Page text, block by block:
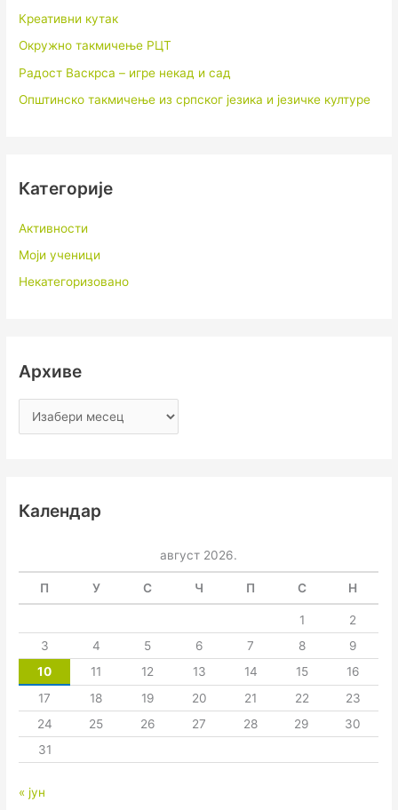
Креативни кутак
Окружно такмичење РЦТ
Радост Васкрса – игре некад и сад
Општинско такмичење из српског језика и језичке културе
Категорије
Активности
Моји ученици
Некатегоризовано
Архиве
Календар
август 2026.
П У С Ч П С Н
1
2
3
4 5 6 7 8
9
10
11 12 13 14 15
16
17
18 19 20 21 22
23
24
25 26 27 28 29
30
31
« јун